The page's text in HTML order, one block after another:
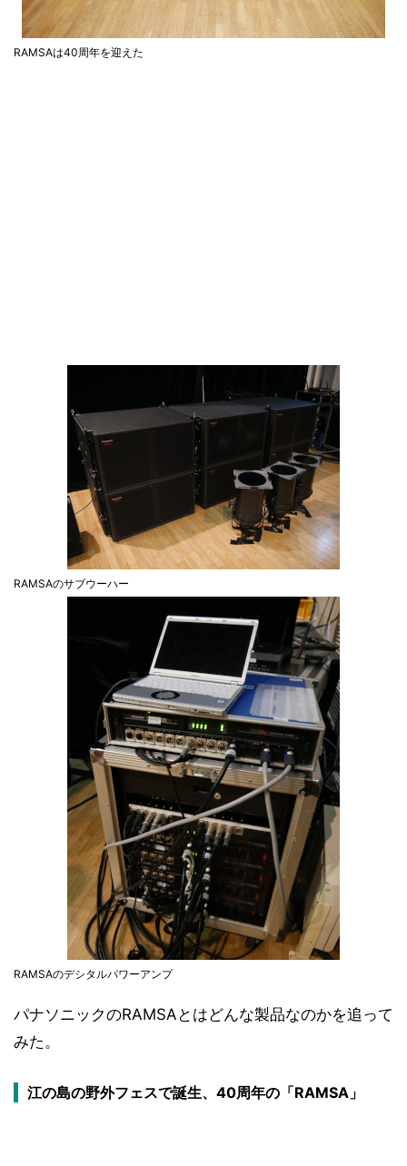
RAMSAは40周年を迎えた
RAMSAのサブウーハー
RAMSAのデシタルパワーアンプ
パナソニックのRAMSAとはどんな製品なのかを追って
みた。
江の島の野外フェスで誕生、40周年の「RAMSA」